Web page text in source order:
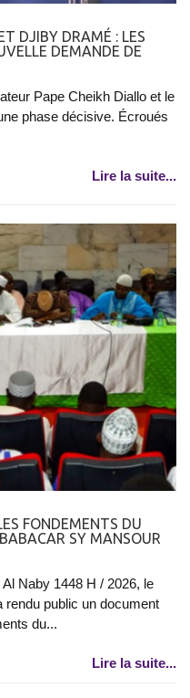
DJIBY DRAMÉ : LES
DEMANDE DE
Pape Cheikh Diallo et le
phase décisive. Écroués
Lire la suite...
FONDEMENTS DU
SY MANSOUR
Naby 1448 H / 2026, le
rendu public un document
du...
Lire la suite...